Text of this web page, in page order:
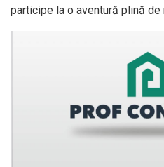
participe la o aventură plină